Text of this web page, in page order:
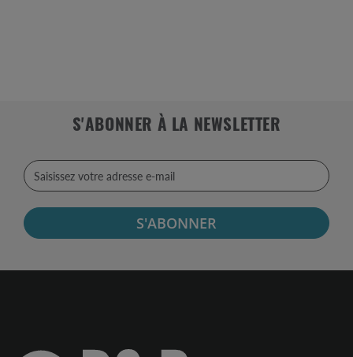
S'ABONNER À LA NEWSLETTER
S'ABONNER